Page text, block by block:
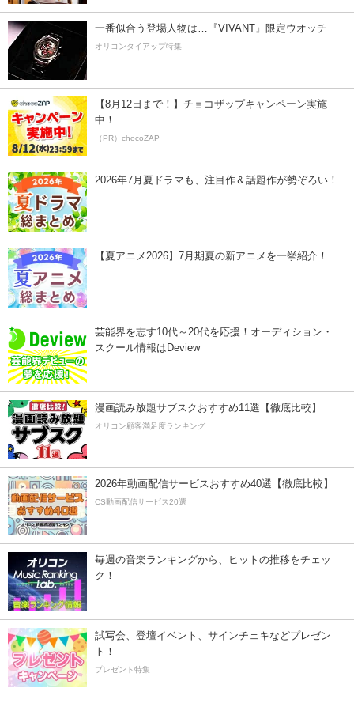
一番似合う登場人物は…『VIVANT』限定ウオッチ
オリコンタイアップ特集
【8月12日まで！】チョコザップキャンペーン実施
中！
（PR）chocoZAP
2026年7月夏ドラマも、注目作＆話題作が勢ぞろい！
【夏アニメ2026】7月期夏の新アニメを一挙紹介！
芸能界を志す10代～20代を応援！オーディション・
スクール情報はDeview
漫画読み放題サブスクおすすめ11選【徹底比較】
オリコン顧客満足度ランキング
2026年動画配信サービスおすすめ40選【徹底比較】
CS動画配信サービス20選
毎週の音楽ランキングから、ヒットの推移をチェッ
ク！
試写会、登壇イベント、サインチェキなどプレゼン
ト！
プレゼント特集